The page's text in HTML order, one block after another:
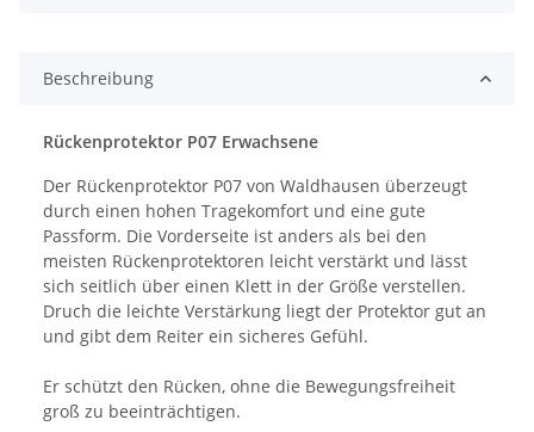
Beschreibung
Rückenprotektor P07 Erwachsene
Der Rückenprotektor P07 von Waldhausen überzeugt
durch einen hohen Tragekomfort und eine gute
Passform. Die Vorderseite ist anders als bei den
meisten Rückenprotektoren leicht verstärkt und lässt
sich seitlich über einen Klett in der Größe verstellen.
Druch die leichte Verstärkung liegt der Protektor gut an
und gibt dem Reiter ein sicheres Gefühl.
Er schützt den Rücken, ohne die Bewegungsfreiheit
groß zu beeinträchtigen.